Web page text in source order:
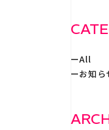
All
お知ら